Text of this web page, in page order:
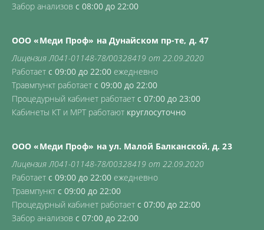
Забор анализов с 08:00 до 22:00
ООО «Меди Проф» на Дунайском пр-те, д. 47
Лицензия Л041-01148-78/00328419 от 22.09.2020
Работает с 09:00 до 22:00 ежедневно
Травмпункт работает с 09:00 до 22:00
Процедурный кабинет работает с 07:00 до 23:00
Кабинеты КТ и МРТ работают круглосуточно
ООО «Меди Проф» на ул. Малой Балканской, д. 23
Лицензия Л041-01148-78/00328419 от 22.09.2020
Работает с 09:00 до 22:00 ежедневно
Травмпункт с 09:00 до 22:00
Процедурный кабинет работает с 07:00 до 22:00
Забор анализов с 07:00 до 22:00